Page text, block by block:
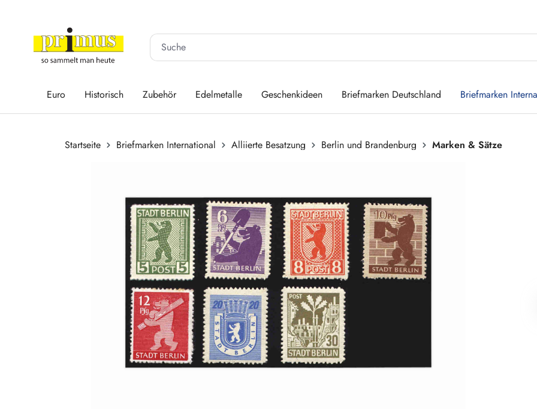
Euro Historisch Zubehör Edelmetalle Geschenkideen Briefmarken Deutschland Briefmarken
Startseite Briefmarken International Alliierte Besatzung Berlin und Brandenburg
Marken & Sätze